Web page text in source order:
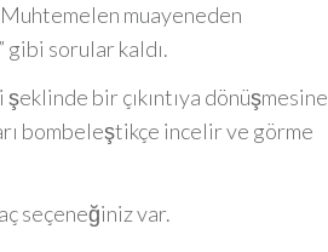
muayeneden
gibi sorular kaldı.
şeklinde bir çıkıntıya dönüşmesine
bombeleştikçe incelir ve görme
seçeneğiniz var.